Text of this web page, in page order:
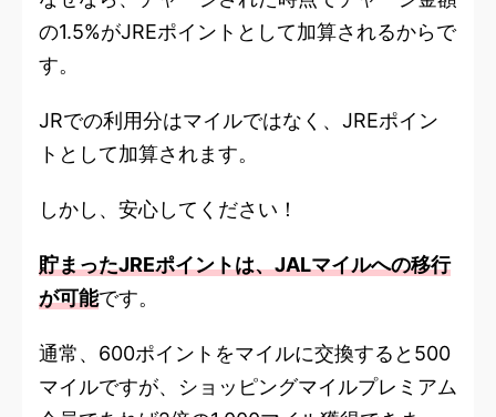
の1.5%がJREポイントとして加算されるからで
す。
JRでの利用分はマイルではなく、JREポイン
トとして加算されます。
しかし、安心してください！
貯まったJREポイントは、JALマイルへの移行
が可能です。
通常、600ポイントをマイルに交換すると500
マイルですが、ショッピングマイルプレミアム